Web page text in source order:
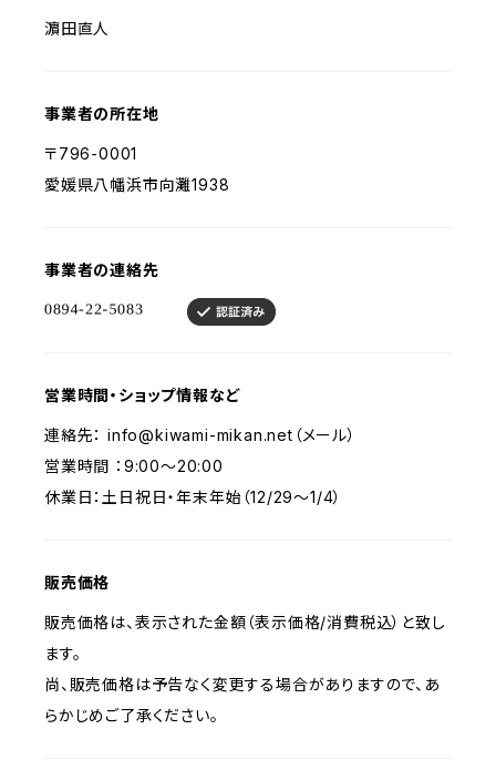
濵田直人
事業者の所在地
〒796-0001
愛媛県八幡浜市向灘1938
事業者の連絡先
営業時間・ショップ情報など
連絡先： info@kiwami-mikan.net （メール）
営業時間 ：9:00～20:00
休業日：土日祝日・年末年始（12/29〜1/4）
販売価格
販売価格は、表示された金額（表示価格/消費税込）と致し
ます。
尚、販売価格は予告なく変更する場合がありますので、あ
らかじめご了承ください。